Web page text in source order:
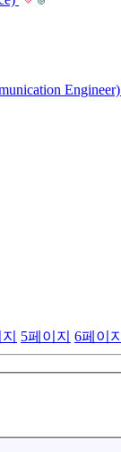
Engineer)
5페이지 6페이지